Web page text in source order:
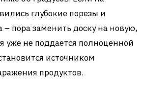
глубокие порезы и
– пора заменить доску на новую,
уже не поддается полноценной
источником
продуктов.